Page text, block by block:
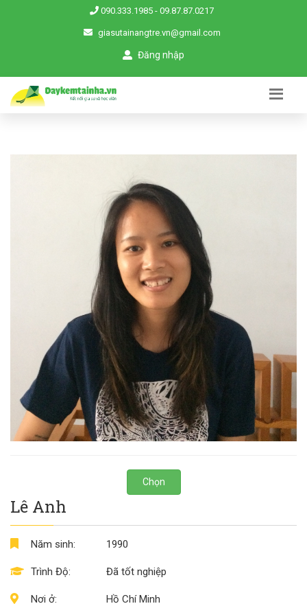
090.333.1985 - 09.87.87.0217
giasutainangtre.vn@gmail.com
Đăng nhập
Chọn
Lê Anh
Năm sinh:
Trình Độ:
Nơi ở:
1990
Đã tốt nghiệp
Hồ Chí Minh